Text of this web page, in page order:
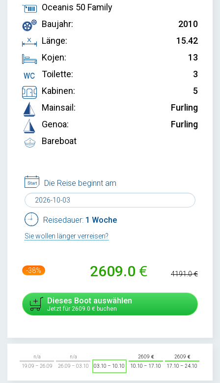
Oceanis 50 Family
Baujahr:
2010
Länge:
15.42
Kojen:
13
Toilette:
3
Kabinen:
5
Mainsail:
Furling
Genoa:
Furling
Bareboat
Die Reise beginnt am
Reisedauer: 1 Woche
Sie wollen länger verreisen?
-38% 2609.0 4191.0
Dieses Boot auswählen
Jetzt für 2609.0 buchen
n/a
19.09 – 26.09
n/a
26.09 – 03.10
03.10 – 10.10
2609
10.10 – 17.10
2609
17.10 – 24.10